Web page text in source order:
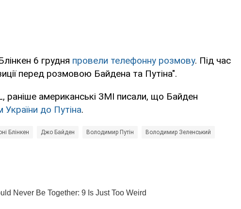
6 грудня провели телефонну розмову. Під час
перед розмовою Байдена та Путіна".
раніше американські ЗМІ писали, що Байден
України до Путіна.
Блінкен Джо Байден Володимир Путін Володимир Зеленський